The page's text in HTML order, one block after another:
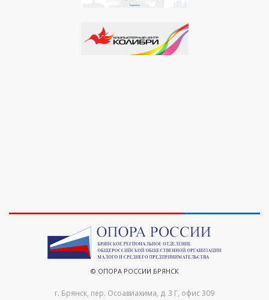
© ОПОРА РОССИИ БРЯНСК
г. Брянск, пер. Осоавиахима, д. 3 Г, офис 309